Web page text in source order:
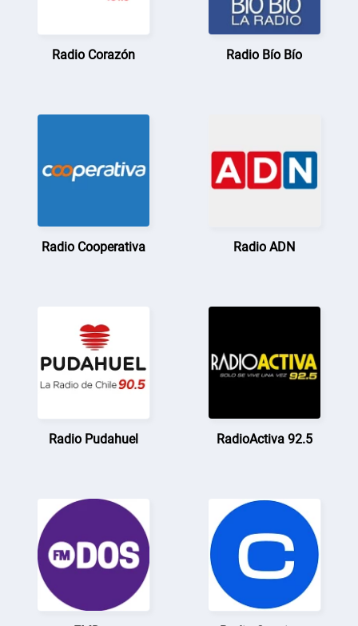
Radio Corazón Radio Bío Bío
Radio Cooperativa Radio ADN
Radio Pudahuel RadioActiva 92.5